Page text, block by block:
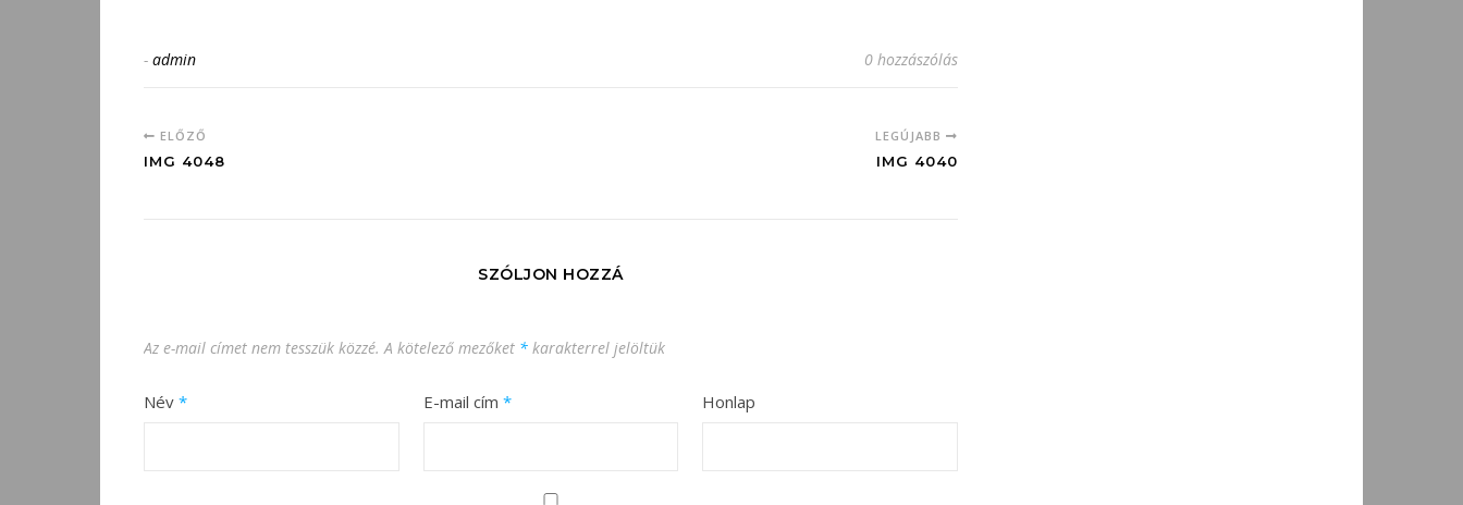
- admin 0 hozzászólás
ELŐZŐ
IMG 4048
LEGÚJABB
IMG 4040
SZÓLJON HOZZÁ
Az e-mail címet nem tesszük közzé. A kötelező mezőket * karakterrel jelöltük
Név * E-mail cím * Honlap